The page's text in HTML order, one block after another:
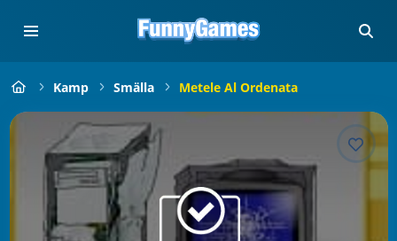
Kamp Smälla Metele Al Ordenata